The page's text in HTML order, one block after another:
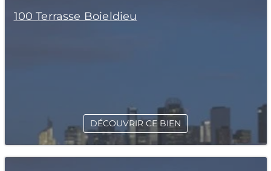
100 Terrasse Boieldieu
DÉCOUVRIR CE BIEN